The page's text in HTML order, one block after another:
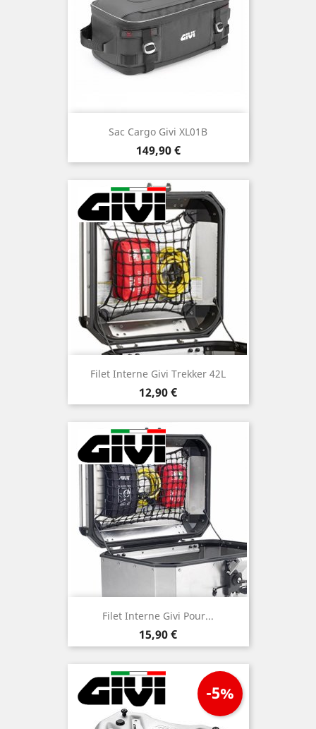
Sac Cargo Givi XL01B
Prix
149,90 €
Filet Interne Givi Trekker 42L
Prix
12,90 €
Filet Interne Givi Pour...
Prix
15,90 €
-5%